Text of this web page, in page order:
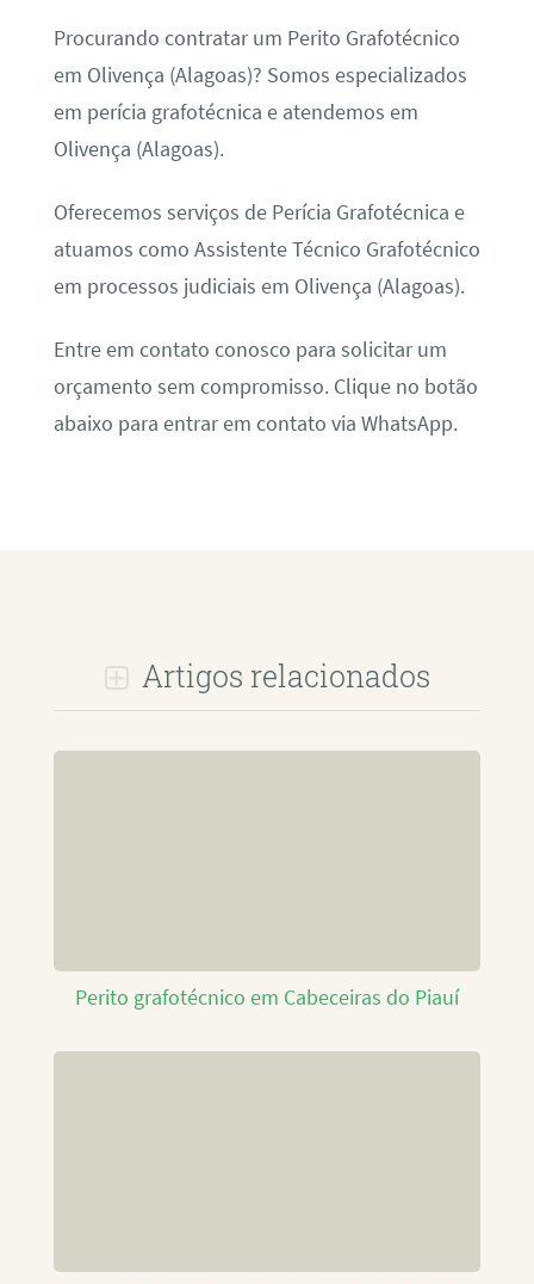
Procurando contratar um Perito Grafotécnico
em Olivença (Alagoas)? Somos especializados
em perícia grafotécnica e atendemos em
Olivença (Alagoas).
Oferecemos serviços de Perícia Grafotécnica e
atuamos como Assistente Técnico Grafotécnico
em processos judiciais em Olivença (Alagoas).
Entre em contato conosco para solicitar um
orçamento sem compromisso. Clique no botão
abaixo para entrar em contato via WhatsApp.
Artigos relacionados
Perito grafotécnico em Cabeceiras do Piauí